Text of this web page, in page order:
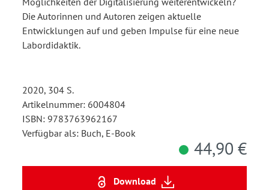
Die Autorinnen und Autoren zeigen aktuelle
Entwicklungen auf und geben Impulse für eine neue
Labordidaktik.
2020, 304 S.
Artikelnummer: 6004804
ISBN: 9783763962167
Verfügbar als: Buch, E-Book
44,90 €
Download